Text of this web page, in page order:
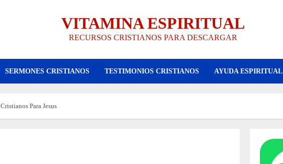
VITAMINA ESPIRITUAL
RECURSOS CRISTIANOS PARA DESCARGAR
SERMONES CRISTIANOS TESTIMONIOS CRISTIANOS AYUDA ESPIRITUAL
Para Jesus